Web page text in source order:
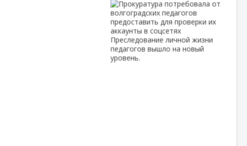
Преследование личной жизни
педагогов вышло на новый
уровень.